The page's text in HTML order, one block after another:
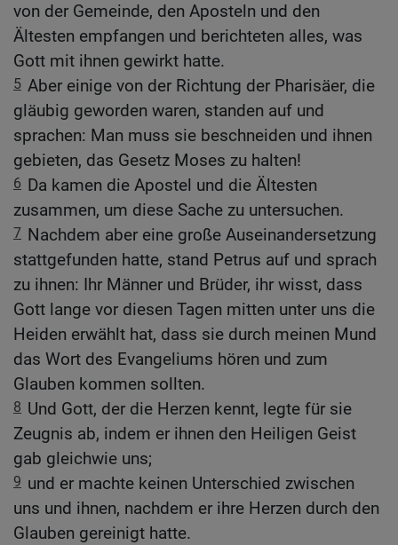
von der Gemeinde, den Aposteln und den
Ältesten empfangen und berichteten alles, was
Gott mit ihnen gewirkt hatte.
5 Aber einige von der Richtung der Pharisäer, die
gläubig geworden waren, standen auf und
sprachen: Man muss sie beschneiden und ihnen
gebieten, das Gesetz Moses zu halten!
6 Da kamen die Apostel und die Ältesten
zusammen, um diese Sache zu untersuchen.
7 Nachdem aber eine große Auseinandersetzung
stattgefunden hatte, stand Petrus auf und sprach
zu ihnen: Ihr Männer und Brüder, ihr wisst, dass
Gott lange vor diesen Tagen mitten unter uns die
Heiden erwählt hat, dass sie durch meinen Mund
das Wort des Evangeliums hören und zum
Glauben kommen sollten.
8 Und Gott, der die Herzen kennt, legte für sie
Zeugnis ab, indem er ihnen den Heiligen Geist
gab gleichwie uns;
9 und er machte keinen Unterschied zwischen
uns und ihnen, nachdem er ihre Herzen durch den
Glauben gereinigt hatte.